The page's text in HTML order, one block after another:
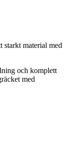
starkt material med
och komplett
med